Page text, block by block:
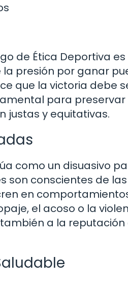
de Ética Deportiva
presión por ganar
que la victoria debe
para
justas y equitativas.
como un disuasivo
son conscientes de
en
el acoso o la
a la